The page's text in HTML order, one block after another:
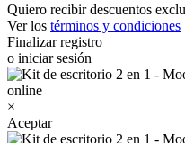
Quiero recibir descuentos
Ver los términos y condiciones
Finalizar registro
o iniciar sesión
×
Aceptar